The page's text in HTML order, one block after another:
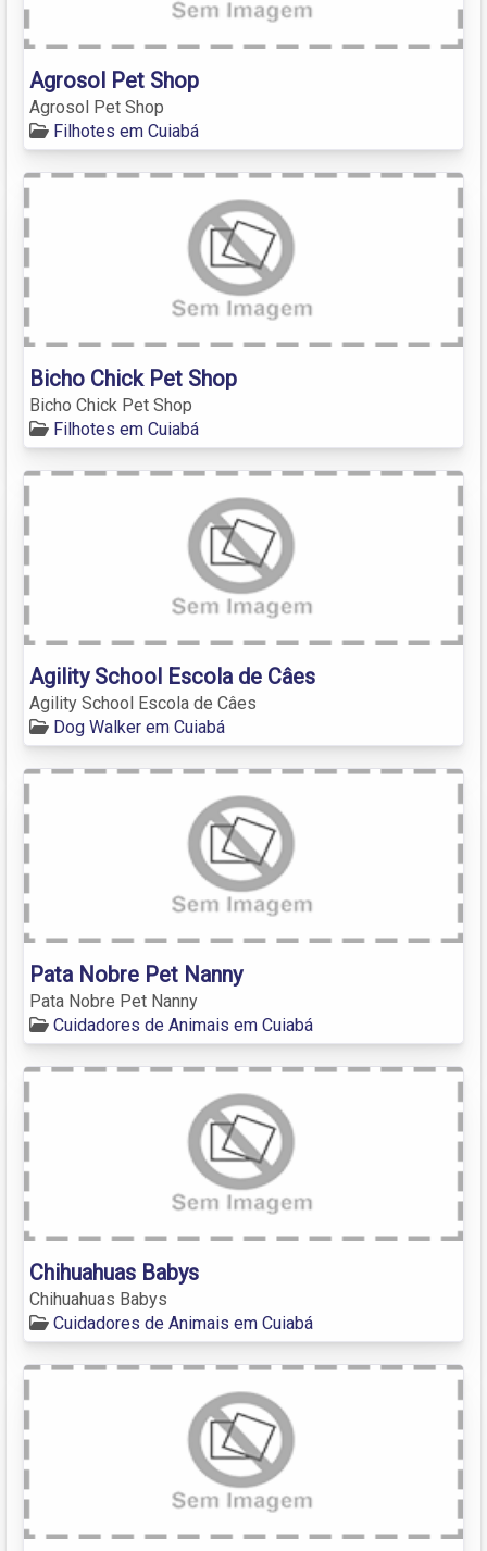
Agrosol Pet Shop
Agrosol Pet Shop
Filhotes em Cuiabá
Bicho Chick Pet Shop
Bicho Chick Pet Shop
Filhotes em Cuiabá
Agility School Escola de Câes
Agility School Escola de Câes
Dog Walker em Cuiabá
Pata Nobre Pet Nanny
Pata Nobre Pet Nanny
Cuidadores de Animais em Cuiabá
Chihuahuas Babys
Chihuahuas Babys
Cuidadores de Animais em Cuiabá